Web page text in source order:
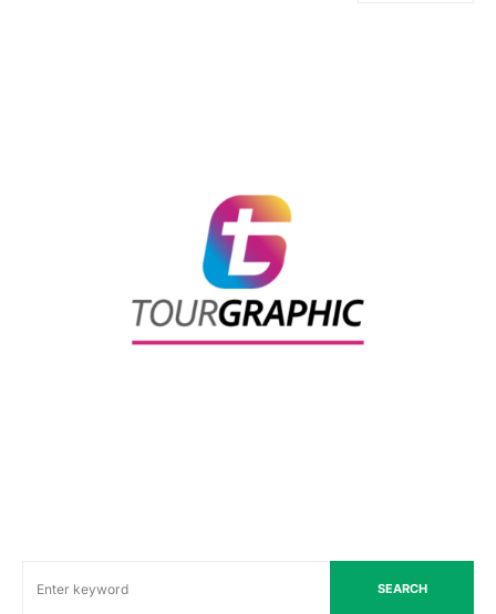
SEARCH